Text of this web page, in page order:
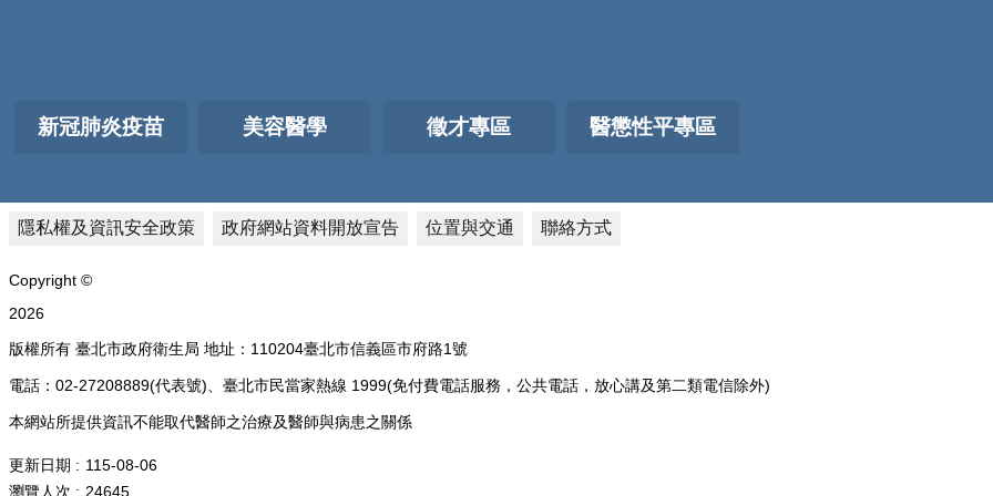
新冠肺炎疫苗 美容醫學 徵才專區 醫懲性平專區
隱私權及資訊安全政策 政府網站資料開放宣告 位置與交通 聯絡方式
Copyright ©
2026
版權所有 臺北市政府衛生局 地址：110204臺北市信義區市府路1號
電話：02-27208889(代表號)、臺北市民當家熱線 1999(免付費電話服務，公共電話，放心講及第二類電信除外)
本網站所提供資訊不能取代醫師之治療及醫師與病患之關係
更新日期
115-08-06
瀏覽人次
24645